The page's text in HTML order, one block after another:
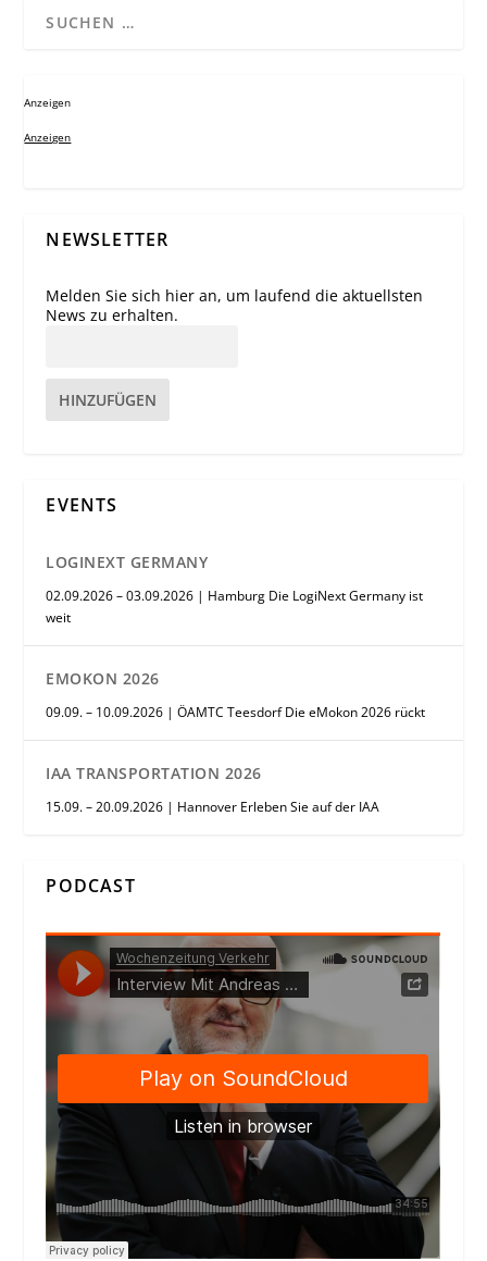
Anzeigen
Anzeigen
NEWSLETTER
Melden Sie sich hier an, um laufend die aktuellsten
News zu erhalten.
HINZUFÜGEN
EVENTS
LOGINEXT GERMANY
02.09.2026 – 03.09.2026 | Hamburg Die LogiNext Germany ist
weit
EMOKON 2026
09.09. – 10.09.2026 | ÖAMTC Teesdorf Die eMokon 2026 rückt
IAA TRANSPORTATION 2026
15.09. – 20.09.2026 | Hannover Erleben Sie auf der IAA
PODCAST